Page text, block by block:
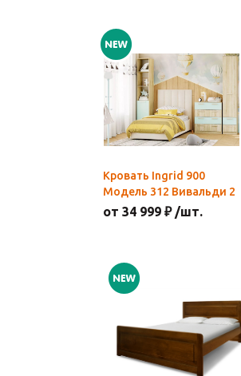
Кровать Ingrid 900
Модель 312 Вивальди 2
от 34 999 ₽ /шт.